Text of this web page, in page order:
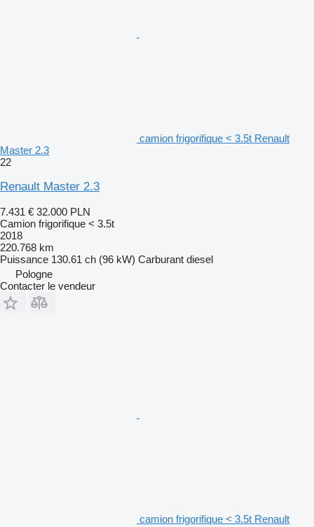
camion frigorifique < 3.5t Renault
Master 2.3
22
Renault Master 2.3
7.431 € 32.000 PLN
Camion frigorifique < 3.5t
2018
220.768 km
Puissance 130.61 ch (96 kW) Carburant diesel
Pologne
Contacter le vendeur
camion frigorifique < 3.5t Renault